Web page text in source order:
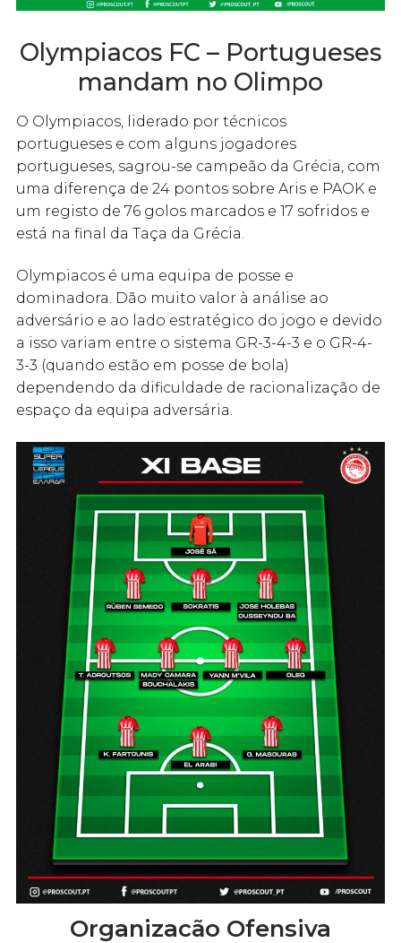
Olympiacos FC – Portugueses
mandam no Olimpo
O Olympiacos, liderado por técnicos
portugueses e com alguns jogadores
portugueses, sagrou-se campeão da Grécia, com
uma diferença de 24 pontos sobre Aris e PAOK e
um registo de 76 golos marcados e 17 sofridos e
está na final da Taça da Grécia.
Olympiacos é uma equipa de posse e
dominadora. Dão muito valor à análise ao
adversário e ao lado estratégico do jogo e devido
a isso variam entre o sistema GR-3-4-3 e o GR-4-
3-3 (quando estão em posse de bola)
dependendo da dificuldade de racionalização de
espaço da equipa adversária.
Organizacão Ofensiva